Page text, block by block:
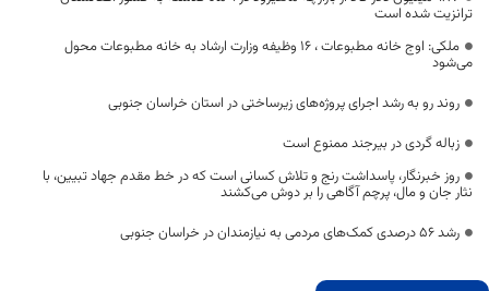
ترانزیت شده است
ملکی: اوج خانه مطبوعات ، ۱۶ وظیفه وزارت ارشاد به خانه مطبوعات محول
می‌شود
روند رو به رشد اجرای پروژه‌های زیرساختی در استان خراسان جنوبی
زباله گردی در بیرجند ممنوع است
روز خبرنگار، پاسداشت رنج و تلاش کسانی است که در خط مقدم جهاد تبیین، با
نثار جان و مال، پرچم آگاهی را بر دوش می‌کشند
رشد ۵۶ درصدی کمک‌های مردمی به نیازمندان در خراسان جنوبی